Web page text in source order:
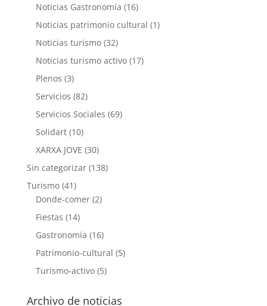
Noticias Gastronomía (16)
Noticias patrimonio cultural (1)
Noticias turismo(32)
Noticias turismo activo(17)
Plenos (3)
Servicios (82)
Servicios Sociales (69)
Solidart(10)
XARXA JOVE (30)
Sin categorizar(138)
Turismo(41)
Donde-comer(2)
Fiestas (14)
Gastronomía (16)
Patrimonio-cultural (5)
Turismo-activo(5)
Archivo de noticias